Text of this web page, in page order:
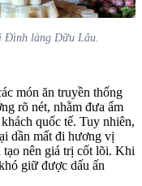
Đình làng Dữu Lâu.
món ăn truyền thống
rõ nét, nhằm đưa ẩm
quốc tế. Tuy nhiên,
dần mất đi hương vị
tạo nên giá trị cốt lõi. Khi
giữ được dấu ấn